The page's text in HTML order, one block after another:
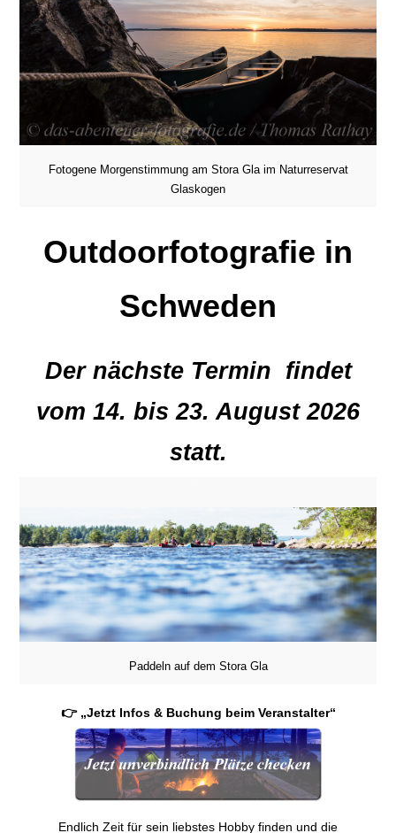
Fotogene Morgenstimmung am Stora Gla im Naturreservat
Glaskogen
Outdoorfotografie in
Schweden
Der nächste Termin findet
vom 14. bis 23. August 2026
statt.
Paddeln auf dem Stora Gla
👉 „Jetzt Infos & Buchung beim Veranstalter“
Endlich Zeit für sein liebstes Hobby finden und die